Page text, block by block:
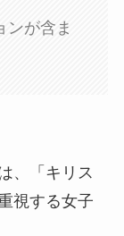
ンが含ま
、「キリス
視する女子